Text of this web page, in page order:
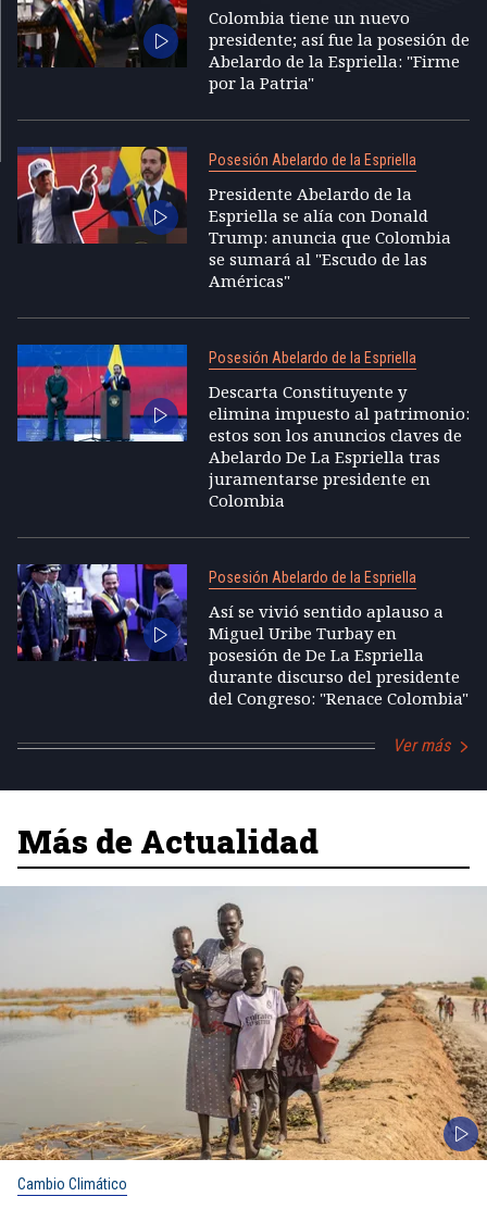
Colombia tiene un nuevo
presidente; así fue la posesión de
Abelardo de la Espriella: "Firme
por la Patria"
Posesión Abelardo de la Espriella
Presidente Abelardo de la
Espriella se alía con Donald
Trump: anuncia que Colombia
se sumará al "Escudo de las
Américas"
Posesión Abelardo de la Espriella
Descarta Constituyente y
elimina impuesto al patrimonio:
estos son los anuncios claves de
Abelardo De La Espriella tras
juramentarse presidente en
Colombia
Posesión Abelardo de la Espriella
Así se vivió sentido aplauso a
Miguel Uribe Turbay en
posesión de De La Espriella
durante discurso del presidente
del Congreso: "Renace Colombia"
Ver más
Más de Actualidad
Cambio Climático